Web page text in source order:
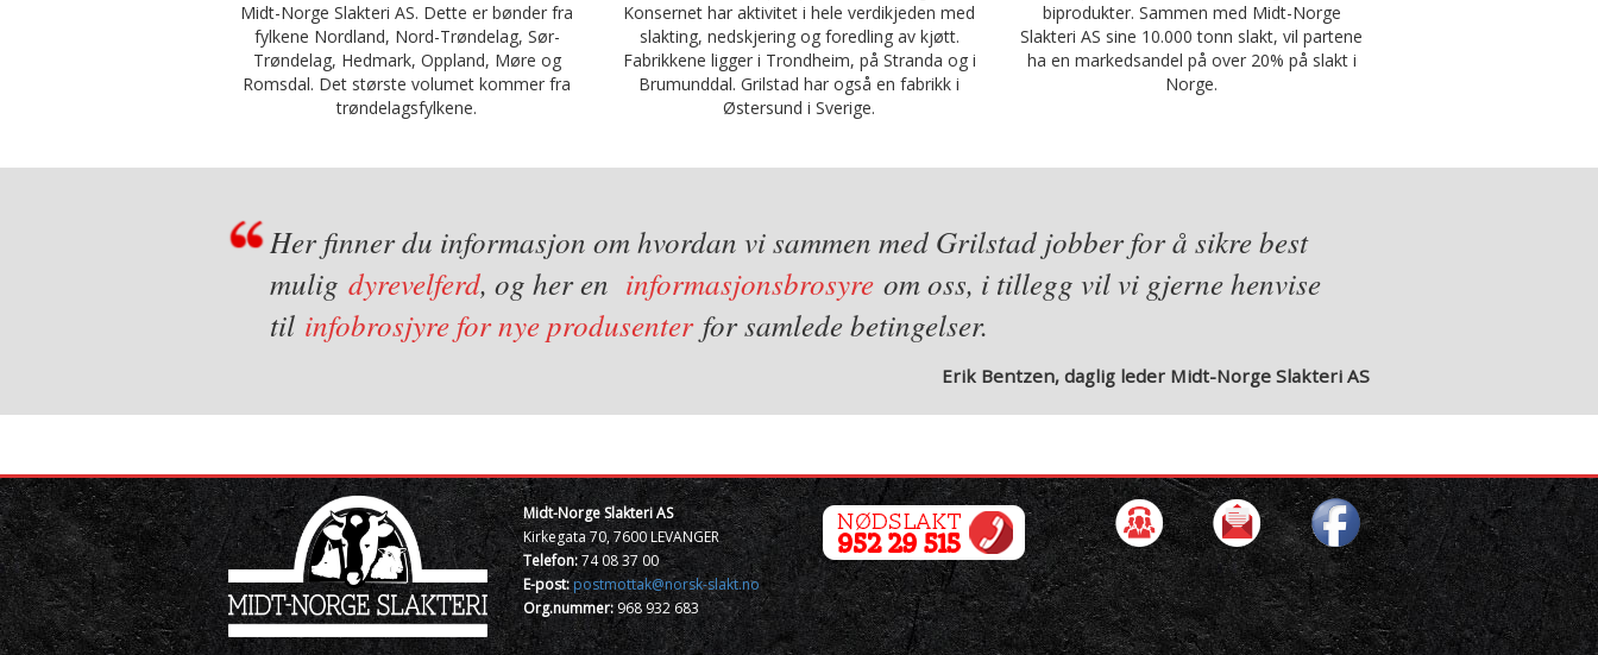
Midt-Norge Slakteri AS. Dette er bønder fra
fylkene Nordland, Nord-Trøndelag, Sør-
Trøndelag, Hedmark, Oppland, Møre og
Romsdal. Det største volumet kommer fra
trøndelagsfylkene.
Konsernet har aktivitet i hele verdikjeden med
slakting, nedskjering og foredling av kjøtt.
Fabrikkene ligger i Trondheim, på Stranda og i
Brumunddal. Grilstad har også en fabrikk i
Østersund i Sverige.
biprodukter. Sammen med Midt-Norge
Slakteri AS sine 10.000 tonn slakt, vil partene
ha en markedsandel på over 20% på slakt i
Norge.
Her finner du informasjon om hvordan vi sammen med Grilstad jobber for å sikre best
mulig dyrevelferd, og her en informasjonsbrosyre om oss, i tillegg vil vi gjerne henvise
til infobrosjyre for nye produsenterfor samlede betingelser.
Erik Bentzen, daglig leder Midt-Norge Slakteri AS
Midt-Norge Slakteri AS
Kirkegata 70, 7600 LEVANGER
Telefon:74 08 37 00
E-post:postmottak@norsk-slakt.no
Org.nummer:968 932 683